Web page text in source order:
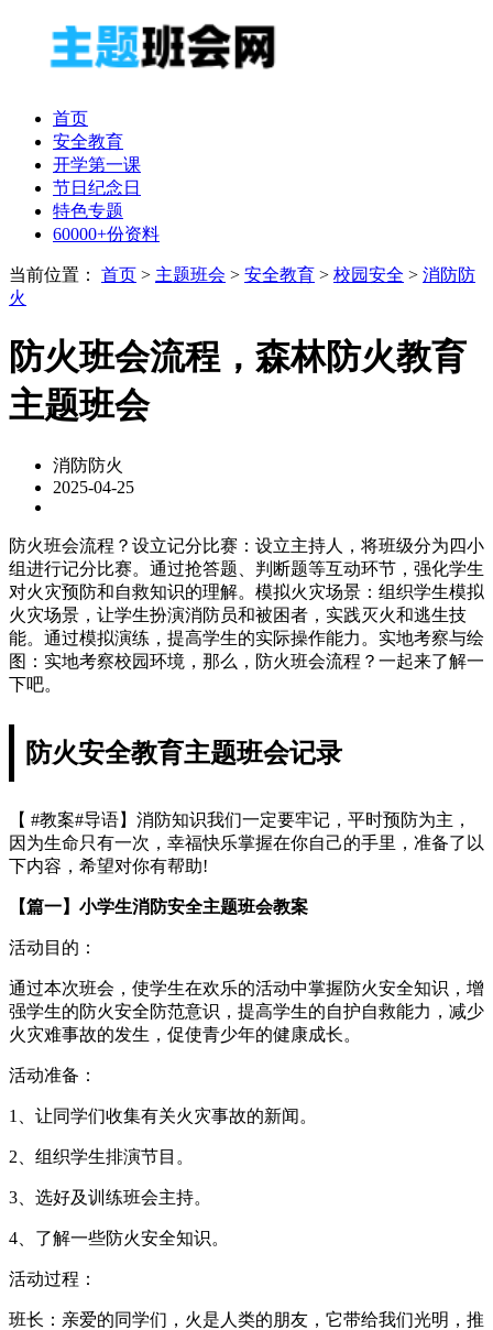
首页
安全教育
开学第一课
节日纪念日
特色专题
60000+份资料
当前位置： 首页 > 主题班会 > 安全教育 > 校园安全 > 消防防
火
防火班会流程，森林防火教育
主题班会
消防防火
2025-04-25
防火班会流程？设立记分比赛：设立主持人，将班级分为四小
组进行记分比赛。通过抢答题、判断题等互动环节，强化学生
对火灾预防和自救知识的理解。模拟火灾场景：组织学生模拟
火灾场景，让学生扮演消防员和被困者，实践灭火和逃生技
能。通过模拟演练，提高学生的实际操作能力。实地考察与绘
图：实地考察校园环境，那么，防火班会流程？一起来了解一
下吧。
防火安全教育主题班会记录
【 #教案#导语】消防知识我们一定要牢记，平时预防为主，
因为生命只有一次，幸福快乐掌握在你自己的手里，准备了以
下内容，希望对你有帮助!
【篇一】小学生消防安全主题班会教案
活动目的：
通过本次班会，使学生在欢乐的活动中掌握防火安全知识，增
强学生的防火安全防范意识，提高学生的自护自救能力，减少
火灾难事故的发生，促使青少年的健康成长。
活动准备：
1、让同学们收集有关火灾事故的新闻。
2、组织学生排演节目。
3、选好及训练班会主持。
4、了解一些防火安全知识。
活动过程：
班长：亲爱的同学们，火是人类的朋友，它带给我们光明，推